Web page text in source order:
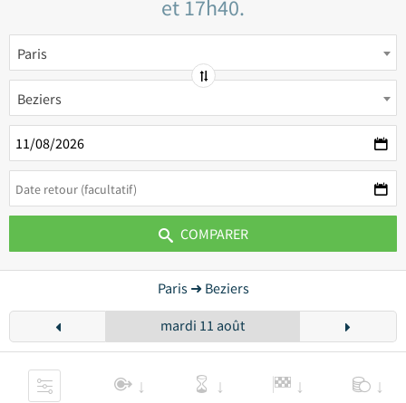
et 17h40.
Paris
Beziers
COMPARER
Paris ➜ Beziers
mardi 11 août